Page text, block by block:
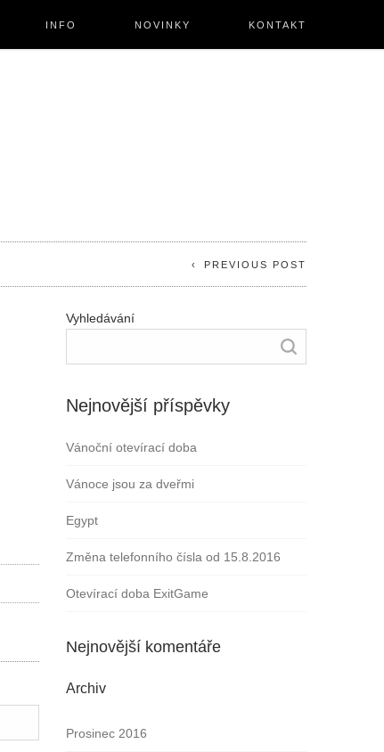
INFO NOVINKY KONTAKT
PREVIOUS POST
Vyhledávání
Nejnovější příspěvky
Vánoční otevírací doba
Vánoce jsou za dveřmi
Egypt
Změna telefonního čísla od 15.8.2016
Otevírací doba ExitGame
Nejnovější komentáře
Archiv
Prosinec 2016